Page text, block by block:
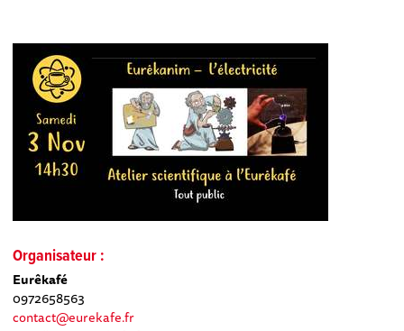
Organisateur :
Eurêkafé
0972658563
contact@eurekafe.fr